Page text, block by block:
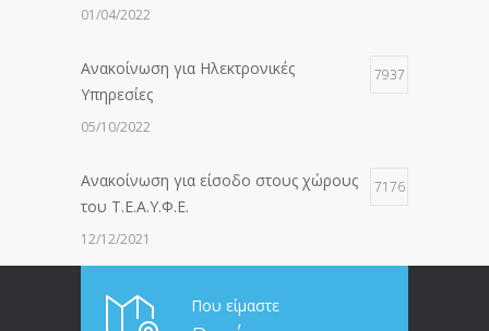
01/04/2022
Ανακοίνωση για Ηλεκτρονικές
Υπηρεσίες
7937
05/10/2022
Ανακοίνωση για είσοδο στους χώρους
του Τ.Ε.Α.Υ.Φ.Ε.
7176
12/12/2021
ΑΝΑΚΟΙΝΩΣΗ ΠΡΟΣ ΣΥΝΤΑΞΙΟΥΧΟΥΣ
Που είμαστε